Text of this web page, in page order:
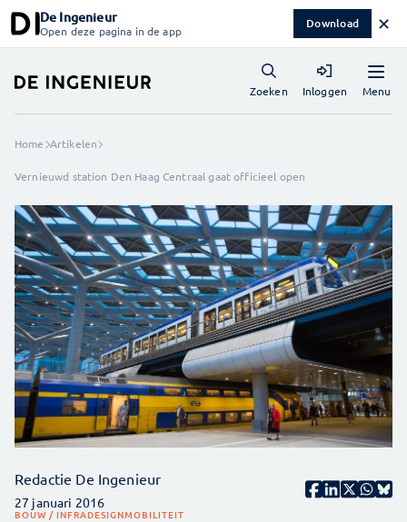
De Ingenieur
Open deze pagina in de app Download ✕
Menu
Zoeken Inloggen
Home Artikelen
Vernieuwd station Den Haag Centraal gaat officieel open
Redactie De Ingenieur
27 januari 2016
BOUW / INFRADESIGNMOBILITEIT